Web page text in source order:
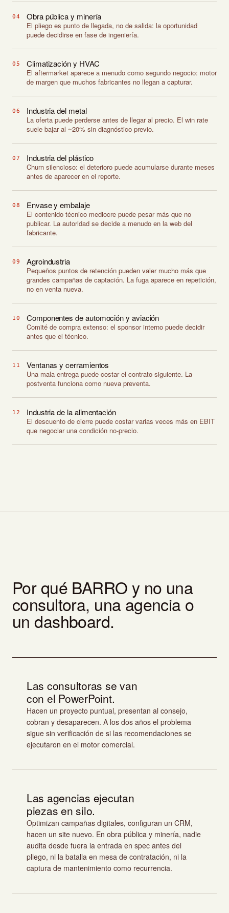
04 Obra pública y minería
El pliego es punto de llegada, no de salida: la oportunidad
puede decidirse en fase de ingeniería.
05 Climatización y HVAC
El aftermarket aparece a menudo como segundo negocio: motor
de margen que muchos fabricantes no llegan a capturar.
06 Industria del metal
La oferta puede perderse antes de llegar al precio. El win rate
suele bajar al ~20% sin diagnóstico previo.
07 Industria del plástico
Churn silencioso: el deterioro puede acumularse durante meses
antes de aparecer en el reporte.
08 Envase y embalaje
El contenido técnico mediocre puede pesar más que no
publicar. La autoridad se decide a menudo en la web del
fabricante.
09 Agroindustria
Pequeños puntos de retención pueden valer mucho más que
grandes campañas de captación. La fuga aparece en repetición,
no en venta nueva.
10 Componentes de automoción y aviación
Comité de compra extenso: el sponsor interno puede decidir
antes que el técnico.
11 Ventanas y cerramientos
Una mala entrega puede costar el contrato siguiente. La
postventa funciona como nueva preventa.
12 Industria de la alimentación
El descuento de cierre puede costar varias veces más en EBIT
que negociar una condición no-precio.
Por qué BARRO y no una
consultora, una agencia o
un dashboard.
Las consultoras se van
con el PowerPoint.
Hacen un proyecto puntual, presentan al consejo,
cobran y desaparecen. A los dos años el problema
sigue sin verificación de si las recomendaciones se
ejecutaron en el motor comercial.
Las agencias ejecutan
piezas en silo.
Optimizan campañas digitales, configuran un CRM,
hacen un site nuevo. En obra pública y minería, nadie
audita desde fuera la entrada en spec antes del
pliego, ni la batalla en mesa de contratación, ni la
captura de mantenimiento como recurrencia.